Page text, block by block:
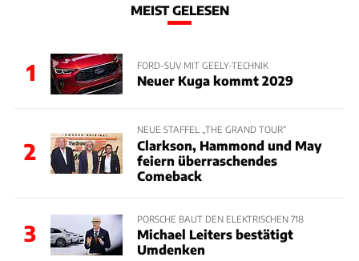
MEIST GELESEN
1 FORD-SUV MIT GEELY-TECHNIK
Neuer Kuga kommt 2029
2
NEUE STAFFEL „THE GRAND TOUR“
Clarkson, Hammond und May
feiern überraschendes
Comeback
3
PORSCHE BAUT DEN ELEKTRISCHEN 718
Michael Leiters bestätigt
Umdenken